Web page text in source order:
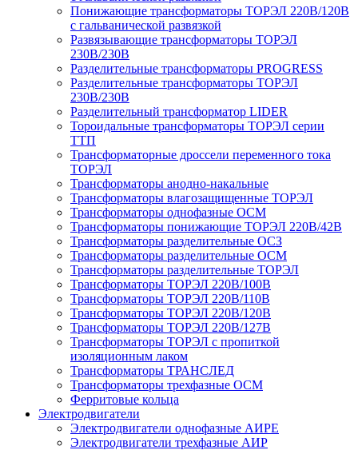
Понижающие трансформаторы ТОРЭЛ 220В/120В
с гальванической развязкой
Развязывающие трансформаторы ТОРЭЛ
230В/230В
Разделительные трансформаторы PROGRESS
Разделительные трансформаторы ТОРЭЛ
230В/230В
Разделительный трансформатор LIDER
Тороидальные трансформаторы ТОРЭЛ серии
ТТП
Трансформаторные дроссели переменного тока
ТОРЭЛ
Трансформаторы анодно-накальные
Трансформаторы влагозащищенные ТОРЭЛ
Трансформаторы однофазные ОСМ
Трансформаторы понижающие ТОРЭЛ 220В/42В
Трансформаторы разделительные ОСЗ
Трансформаторы разделительные ОСМ
Трансформаторы разделительные ТОРЭЛ
Трансформаторы ТОРЭЛ 220В/100В
Трансформаторы ТОРЭЛ 220В/110В
Трансформаторы ТОРЭЛ 220В/120В
Трансформаторы ТОРЭЛ 220В/127В
Трансформаторы ТОРЭЛ с пропиткой
изоляционным лаком
Трансформаторы ТРАНСЛЕД
Трансформаторы трехфазные ОСМ
Ферритовые кольца
Электродвигатели
Электродвигатели однофазные АИРЕ
Электродвигатели трехфазные АИР